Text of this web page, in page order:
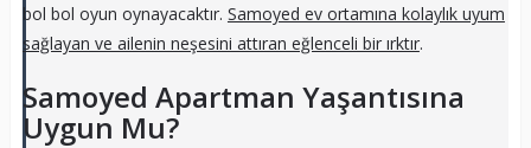
bol bol oyun oynayacaktır. Samoyed ev ortamına kolaylık uyum
sağlayan ve ailenin neşesini attıran eğlenceli bir ırktır.
Samoyed Apartman Yaşantısına
Uygun Mu?